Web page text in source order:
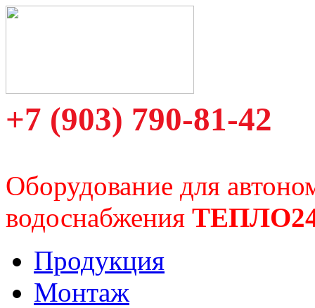
+7 (903) 790-81-42
Оборудование для
водоснабжения
Продукция
Монтаж